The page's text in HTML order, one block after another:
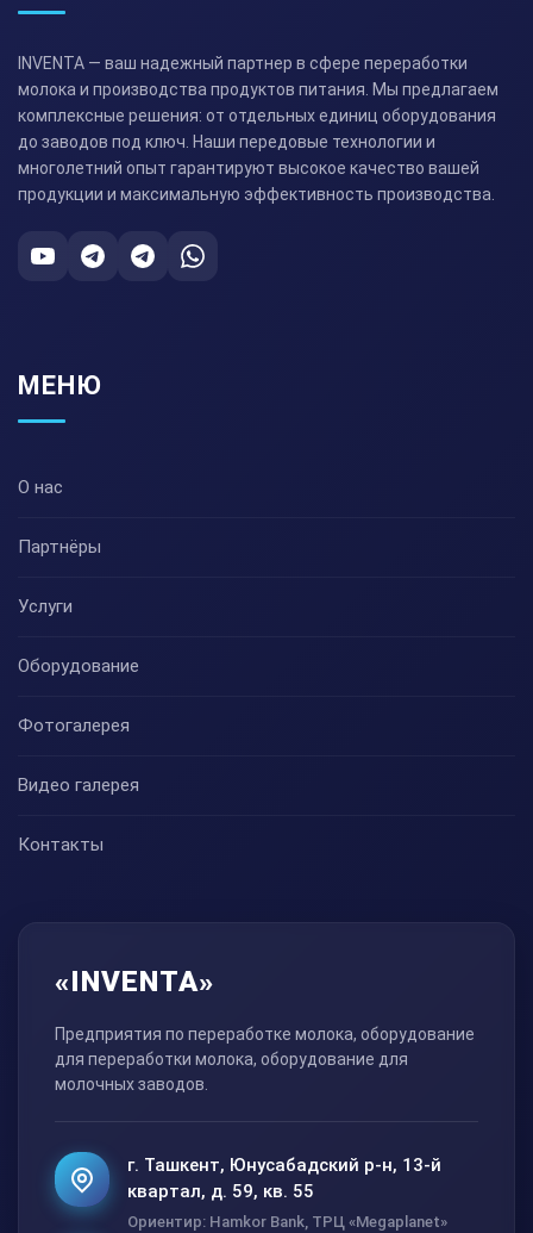
INVENTA — ваш надежный партнер в сфере переработки
молока и производства продуктов питания. Мы предлагаем
комплексные решения: от отдельных единиц оборудования
до заводов под ключ. Наши передовые технологии и
многолетний опыт гарантируют высокое качество вашей
продукции и максимальную эффективность производства.
МЕНЮ
О нас
Партнёры
Услуги
Оборудование
Фотогалерея
Видео галерея
Контакты
«INVENTA»
Предприятия по переработке молока, оборудование
для переработки молока, оборудование для
молочных заводов.
г. Ташкент, Юнусабадский р-н, 13-й
квартал, д. 59, кв. 55
Ориентир: Hamkor Bank, ТРЦ «Megaplanet»